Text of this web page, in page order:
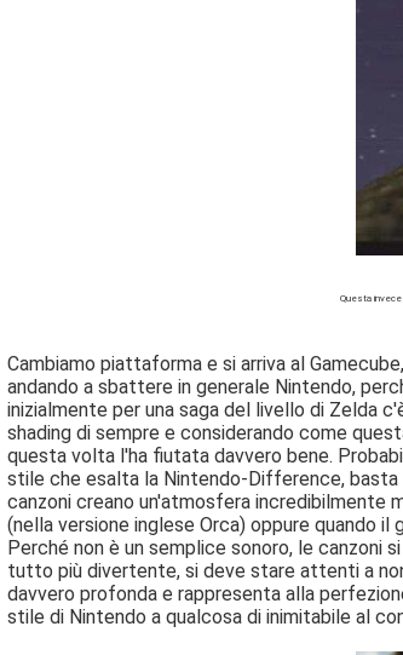
Questa invece
Cambiamo piattaforma e si arriva al
andando a sbattere in generale Nintendo,
inizialmente per una saga del livello di Zelda
shading di sempre e considerando come
questa volta l'ha fiutata davvero bene.
stile che esalta la Nintendo-Difference,
canzoni creano un'atmosfera incredibilmente
(nella versione inglese Orca) oppure quando
Perché non è un semplice sonoro, le canzoni
tutto più divertente, si deve stare attenti a
davvero profonda e rappresenta alla
stile di Nintendo a qualcosa di inimitabile al